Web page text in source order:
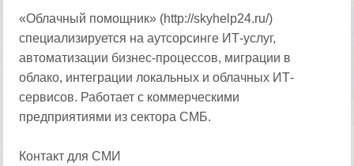
«Облачный помощник» (http://skyhelp24.ru/)
специализируется на аутсорсинге ИТ-услуг,
автоматизации бизнес-процессов, миграции в
облако, интеграции локальных и облачных ИТ-
сервисов. Работает с коммерческими
предприятиями из сектора СМБ.
Контакт для СМИ